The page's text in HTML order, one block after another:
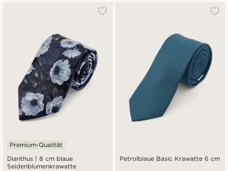
Dianthus | 8 cm blaue
Seidenblumenkrawatte
Premium-Qualität
Petrolblaue Basic Krawatte 6 cm